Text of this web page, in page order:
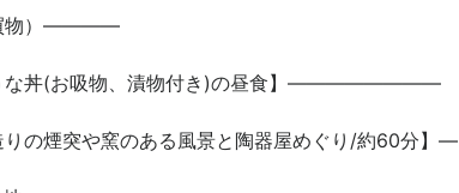
物）――――
な丼(お吸物、漬物付き)の昼食】――――――――
の煙突や窯のある風景と陶器屋めぐり/約60分】―